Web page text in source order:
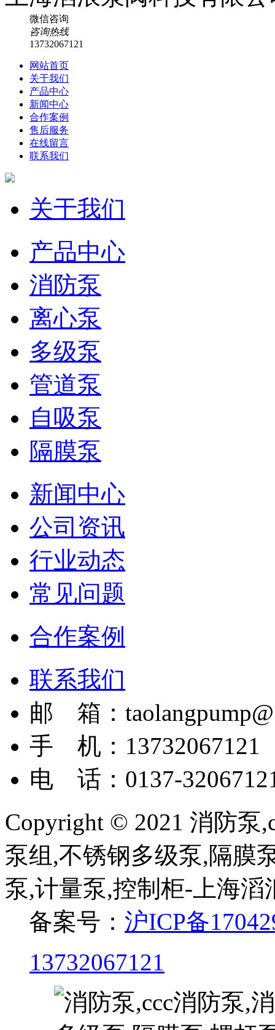
微信咨询
咨询热线
13732067121
网站首页
关于我们
产品中心
新闻中心
合作案例
售后服务
在线留言
联系我们
关于我们
产品中心
消防泵
离心泵
多级泵
管道泵
自吸泵
隔膜泵
新闻中心
公司资讯
行业动态
常见问题
合作案例
联系我们
邮 箱：
手 机：13732067121
电 话：0137-
Copyright © 2021 消防泵
泵组,不锈钢多级泵,隔膜
泵,计量泵,控制柜-上海
备案号： 沪ICP备
13732067121